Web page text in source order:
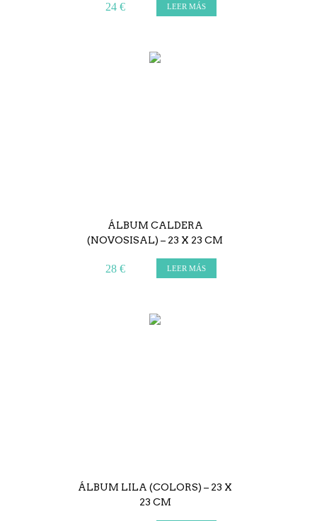
24 € LEER MÁS
ÁLBUM CALDERA
(NOVOSISAL) – 23 X 23 CM
28 € LEER MÁS
ÁLBUM LILA (COLORS) – 23 X
23 CM